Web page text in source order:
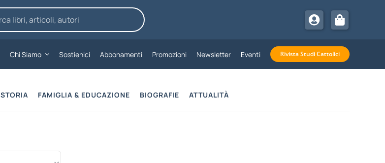
Chi Siamo Sostienici Abbonamenti Promozioni Newsletter Eventi Rivista Studi Cattolici
STORIA FAMIGLIA & EDUCAZIONE BIOGRAFIE ATTUALITÀ